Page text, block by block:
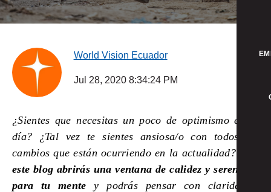
World Vision Ecuador
Jul 28, 2020 8:34:24 PM
¿Sientes que necesitas un poco de optimismo en tu
día? ¿Tal vez te sientes ansiosa/o con todos los
cambios que están ocurriendo en la actualidad?
este blog abrirás una ventana de calidez y serenidad
para tu mente y podrás pensar con claridad y